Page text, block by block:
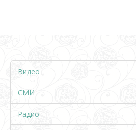
Видео
СМИ
Радио